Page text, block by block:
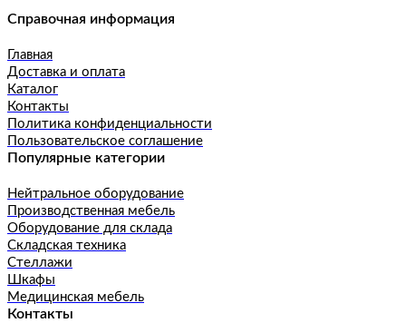
Справочная информация
Главная
Доставка и оплата
Каталог
Контакты
Политика конфиденциальности
Пользовательское соглашение
Популярные категории
Нейтральное оборудование
Производственная мебель
Оборудование для склада
Складская техника
Стеллажи
Шкафы
Медицинская мебель
Контакты